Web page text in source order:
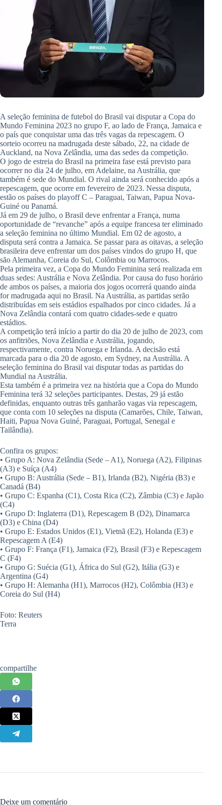
A seleção feminina de futebol do Brasil vai disputar a Copa do
Mundo Feminina 2023 no grupo F, ao lado de França, Jamaica e
o país que conquistar uma das três vagas da repescagem. O
sorteio ocorreu na madrugada deste sábado, 22, na cidade de
Auckland, na Nova Zelândia, uma das sedes da competição.
O jogo de estreia do Brasil na primeira fase está previsto para
ocorrer no dia 24 de julho, em Adelaine, na Austrália, que
também é sede do Mundial. O rival ainda será conhecido após a
repescagem, que ocorre em fevereiro de 2023. Nessa disputa,
estão os países do playoff C – Paraguai, Taiwan, Papua Nova-
Guiné ou Panamá.
Já em 29 de julho, o Brasil deve enfrentar a França, numa
oportunidade de “revanche” após a equipe francesa ter eliminado
a seleção feminina no último Mundial. Em 02 de agosto, a
disputa será contra a Jamaica. Se passar para as oitavas, a seleção
brasileira deve enfrentar um dos países vindos do grupo H, que
são Alemanha, Coreia do Sul, Colômbia ou Marrocos.
Pela primeira vez, a Copa do Mundo Feminina será realizada em
duas sedes: Austrália e Nova Zelândia. Por causa do fuso horário
de ambos os países, a maioria dos jogos ocorrerá quando ainda
for madrugada aqui no Brasil. Na Austrália, as partidas serão
distribuídas em seis estádios espalhados por cinco cidades. Já a
Nova Zelândia contará com quatro cidades-sede e quatro
estádios.
A competição terá início a partir do dia 20 de julho de 2023, com
os anfitriões, Nova Zelândia e Austrália, jogando,
respectivamente, contra Noruega e Irlanda. A decisão está
marcada para o dia 20 de agosto, em Sydney, na Austrália. A
seleção feminina do Brasil vai disputar todas as partidas do
Mundial na Austrália.
Esta também é a primeira vez na história que a Copa do Mundo
Feminina terá 32 seleções participantes. Destas, 29 já estão
definidas, enquanto outras três ganharão vagas via repescagem,
que conta com 10 seleções na disputa (Camarões, Chile, Taiwan,
Haiti, Papua Nova Guiné, Paraguai, Portugal, Senegal e
Tailândia).
Confira os grupos:
• Grupo A: Nova Zelândia (Sede – A1), Noruega (A2), Filipinas
(A3) e Suíça (A4)
• Grupo B: Austrália (Sede – B1), Irlanda (B2), Nigéria (B3) e
Canadá (B4)
• Grupo C: Espanha (C1), Costa Rica (C2), Zâmbia (C3) e Japão
(C4)
• Grupo D: Inglaterra (D1), Repescagem B (D2), Dinamarca
(D3) e China (D4)
• Grupo E: Estados Unidos (E1), Vietnã (E2), Holanda (E3) e
Repescagem A (E4)
• Grupo F: França (F1), Jamaica (F2), Brasil (F3) e Repescagem
C (F4)
• Grupo G: Suécia (G1), África do Sul (G2), Itália (G3) e
Argentina (G4)
• Grupo H: Alemanha (H1), Marrocos (H2), Colômbia (H3) e
Coreia do Sul (H4)
Foto: Reuters
Terra
compartilhe
Deixe um comentário